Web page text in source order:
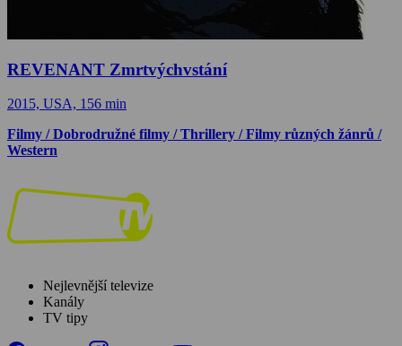
REVENANT Zmrtvýchvstání
2015, USA, 156 min
Filmy / Dobrodružné filmy / Thrillery / Filmy různých žánrů /
Western
Nejlevnější televize
Kanály
TV tipy